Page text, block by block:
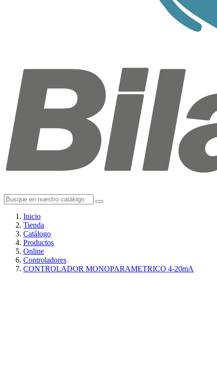
Inicio
Tienda
Catálogo
Productos
Online
Controladores
CONTROLADOR MONOPARAMETRICO 4-20mA